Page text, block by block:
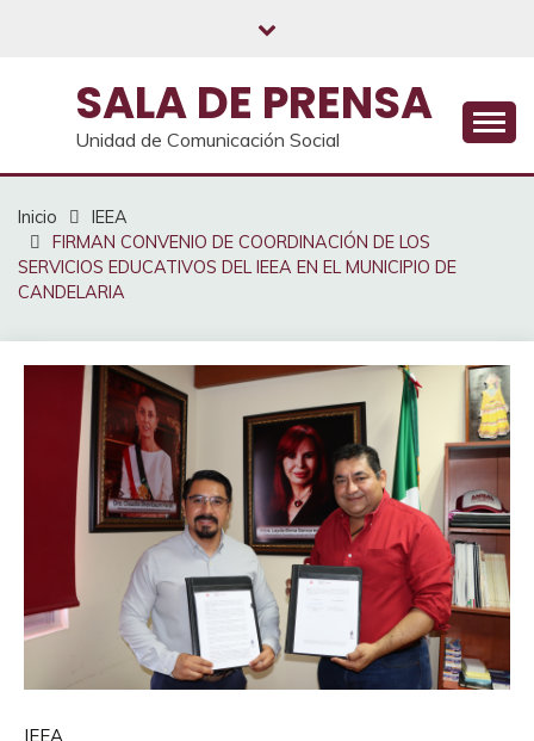
SALA DE PRENSA
Unidad de Comunicación Social
Inicio
IEEA
FIRMAN CONVENIO DE COORDINACIÓN DE LOS
SERVICIOS EDUCATIVOS DEL IEEA EN EL MUNICIPIO DE
CANDELARIA
IEEA